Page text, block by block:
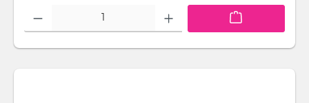
Produkt Anzahl: Gib den gewünschten Wert ein oder benutze die